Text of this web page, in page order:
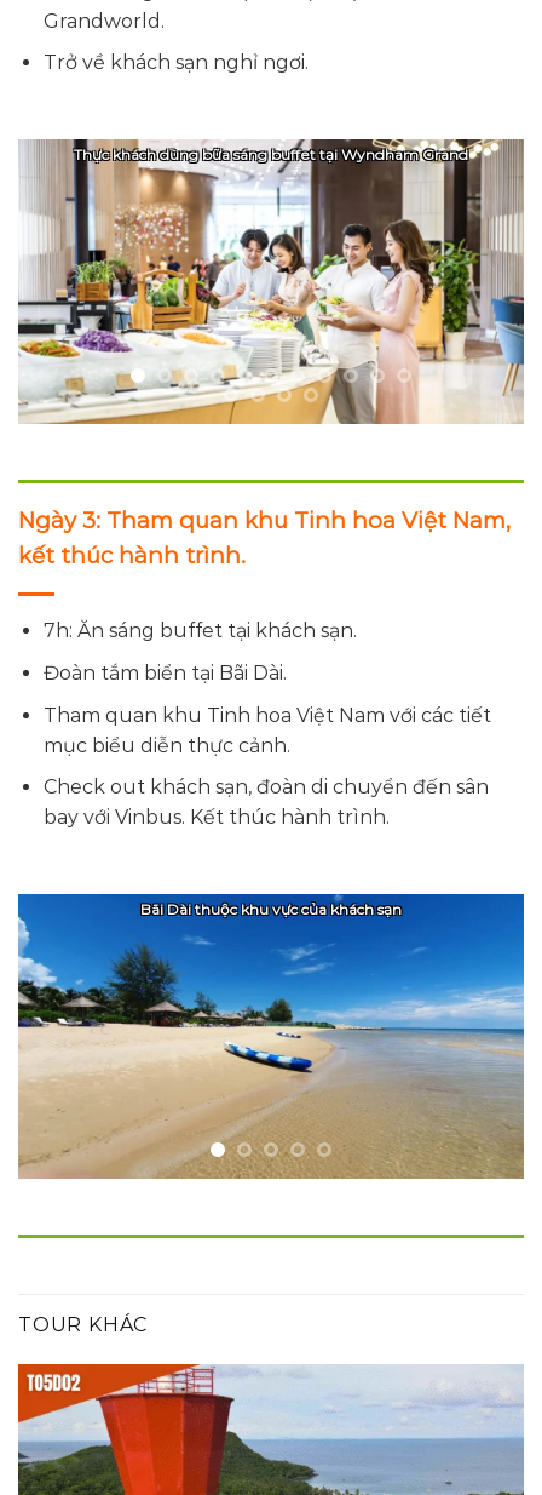
Grandworld.
Trở về khách sạn nghỉ ngơi.
Các du khách chụp ảnh trước cổng Safari
Ngày 3: Tham quan khu Tinh hoa Việt Nam,
kết thúc hành trình.
7h: Ăn sáng buffet tại khách sạn.
Đoàn tắm biển tại Bãi Dài.
Tham quan khu Tinh hoa Việt Nam với các tiết
mục biểu diễn thực cảnh.
Check out khách sạn, đoàn di chuyển đến sân
bay với Vinbus. Kết thúc hành trình.
Toàn cảnh khu Tinh hoa Việt Nam
TOUR KHÁC